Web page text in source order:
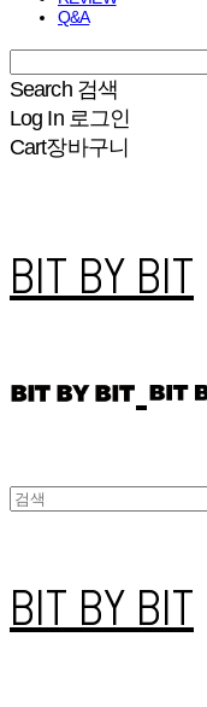
Q&A
Search 검색
Log In 로그인
Cart장바구니
BIT BY BIT
BIT BY BIT